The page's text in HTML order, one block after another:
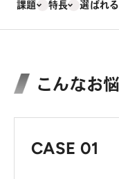
課題 特長 選ばれ
こんなお
CASE 01